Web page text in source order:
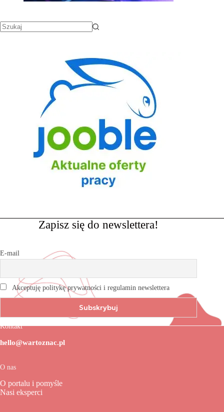
Zapisz się do newslettera!
E-mail
Akceptuję politykę prywatności i regulamin newslettera
Kontakt
hello@wartoznac.pl
O nas
O portalu i pomyśle
Nasi eksperci